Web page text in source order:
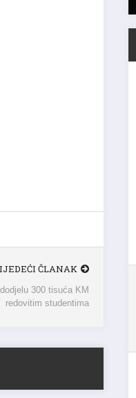
ČLANAK
300 tisuća KM
redovitim studentima